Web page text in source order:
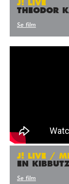
J! LIVE
THEODOR
Se film
J! LIVE /
EN
Se film